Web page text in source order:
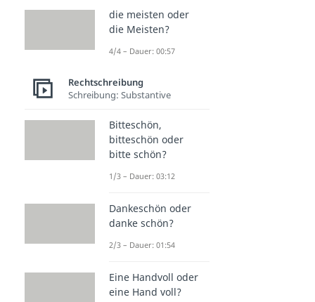
die meisten oder
die Meisten?
4/4 – Dauer: 00:57
Rechtschreibung
Schreibung: Substantive
Bitteschön,
bitteschön oder
bitte schön?
1/3 – Dauer: 03:12
Dankeschön oder
danke schön?
2/3 – Dauer: 01:54
Eine Handvoll oder
eine Hand voll?